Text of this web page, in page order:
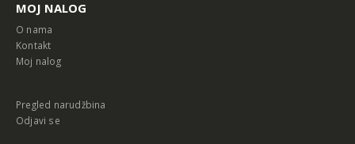
O nama
Kontakt
Moj nalog
Odjavi se